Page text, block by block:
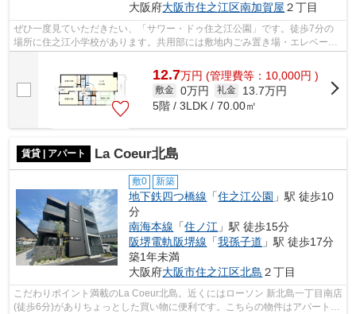
大阪府大阪市住之江区南加賀屋 ２丁目
ぜひ一度見ていただきたい、「サワー・ドゥ住之江公園」です。徒歩7分の
場所に住之江小学校があります。共用部には敷地内ごみ置き場・エレベータ
12.7万円 (管理費等：10,000円 )
敷金 0万円 礼金
13.7万円
5階 / 3LDK / 70.00㎡
賃貸 | アパート La Coeur北島
敷0 新築
地下鉄四つ橋線 「住之江公園 」駅 徒歩10
分
南海本線 「住ノ江 」駅 徒歩15分
阪堺電軌阪堺線 「我孫子道 」駅 徒歩17分
築1年未満
大阪府大阪市住之江区北島 ２丁目
こだわりポイント満載のLa Coeur北島。近くにはローソン 新北島一丁目南店
(徒歩6分)がありちょっとした買い物に便利です。こちらの物件はアパートで